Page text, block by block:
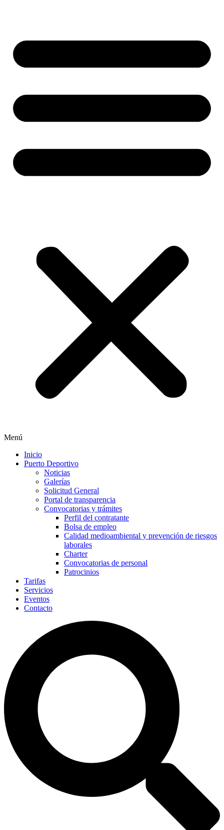
Menú
Inicio
Puerto Deportivo
Noticias
Galerías
Solicitud General
Portal de transparencia
Convocatorias y trámites
Perfil del contratante
Bolsa de empleo
Calidad medioambiental y prevención de riesgos
laborales
Charter
Convocatorias de personal
Patrocinios
Tarifas
Servicios
Eventos
Contacto